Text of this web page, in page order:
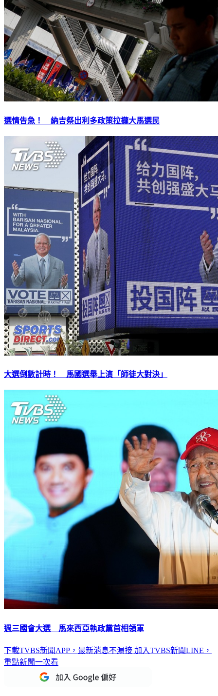
選情告急！ 納吉祭出利多政策拉攏大馬選民
大選倒數計時！ 馬國選舉上演「師徒大對決」
週三國會大選 馬來西亞執政黨首相領軍
下載TVBS新聞APP，最新消息不漏接 加入TVBS新聞LINE，
重點新聞一次看